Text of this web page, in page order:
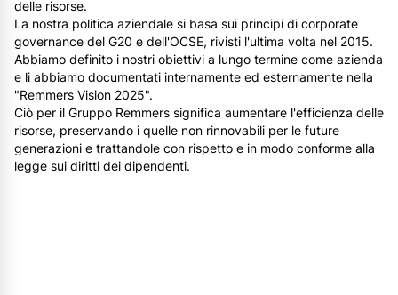
delle risorse.
La nostra politica aziendale si basa sui principi di corporate
governance del G20 e dell'OCSE, rivisti l'ultima volta nel 2015.
Abbiamo definito i nostri obiettivi a lungo termine come azienda
e li abbiamo documentati internamente ed esternamente nella
"Remmers Vision 2025".
Ciò per il Gruppo Remmers significa aumentare l'efficienza delle
risorse, preservando i quelle non rinnovabili per le future
generazioni e trattandole con rispetto e in modo conforme alla
legge sui diritti dei dipendenti.